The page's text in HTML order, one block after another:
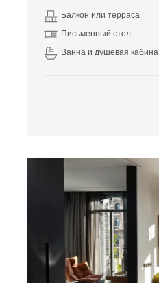
Балкон или терраса
Письменный стол
Ванна и душевая кабина